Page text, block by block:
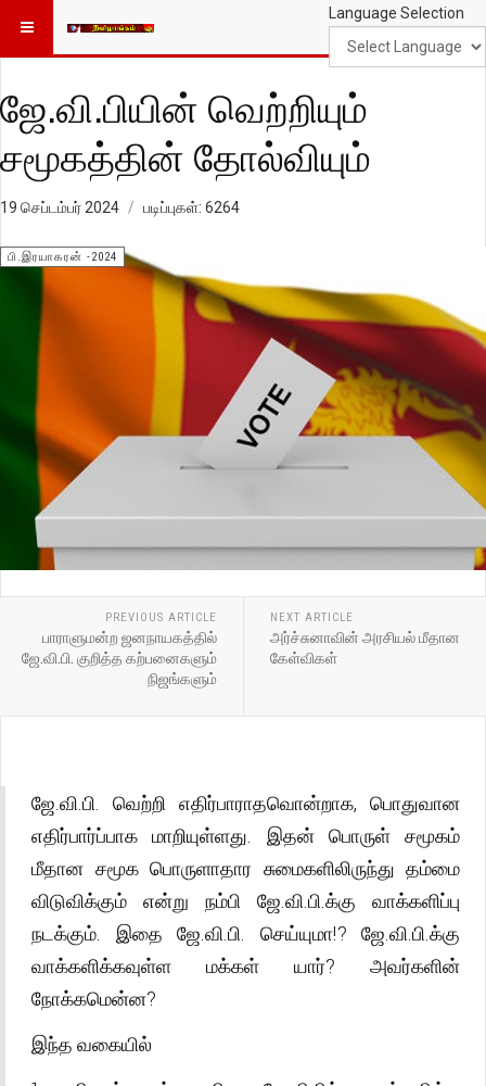
Language Selection
ஜே.வி.பியின் வெற்றியும்
சமூகத்தின் தோல்வியும்
19 செப்டம்பர் 2024 படிப்புகள்: 6264
பி.இரயாகரன் -2024
PREVIOUS ARTICLE
பாராளுமன்ற ஜனநாயகத்தில்
ஜே.வி.பி. குறித்த கற்பனைகளும்
நிஜங்களும்
NEXT ARTICLE
அர்ச்சுனாவின் அரசியல் மீதான
கேள்விகள்
ஜே.வி.பி. வெற்றி எதிர்பாராதவொன்றாக, பொதுவான
எதிர்பார்ப்பாக மாறியுள்ளது. இதன் பொருள் சமூகம்
மீதான சமூக பொருளாதார சுமைகளிலிருந்து தம்மை
விடுவிக்கும் என்று நம்பி ஜே.வி.பி.க்கு வாக்களிப்பு
நடக்கும். இதை ஜே.வி.பி. செய்யுமா!? ஜே.வி.பி.க்கு
வாக்களிக்கவுள்ள மக்கள் யார்? அவர்களின்
நோக்கமென்ன?
இந்த வகையில்